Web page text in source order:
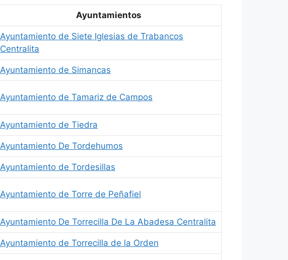
Ayuntamientos
Ayuntamiento de Siete Iglesias de Trabancos
Centralita
Ayuntamiento de Simancas
Ayuntamiento de Tamariz de Campos
Ayuntamiento de Tiedra
Ayuntamiento De Tordehumos
Ayuntamiento de Tordesillas
Ayuntamiento de Torre de Peñafiel
Ayuntamiento De Torrecilla De La Abadesa Centralita
Ayuntamiento de Torrecilla de la Orden